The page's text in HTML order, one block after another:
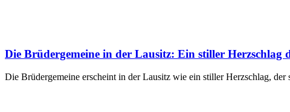
Die Brüdergemeine in der Lausitz: Ein stiller Herzschlag
Die Brüdergemeine erscheint in der Lausitz wie ein stiller Herzschlag,